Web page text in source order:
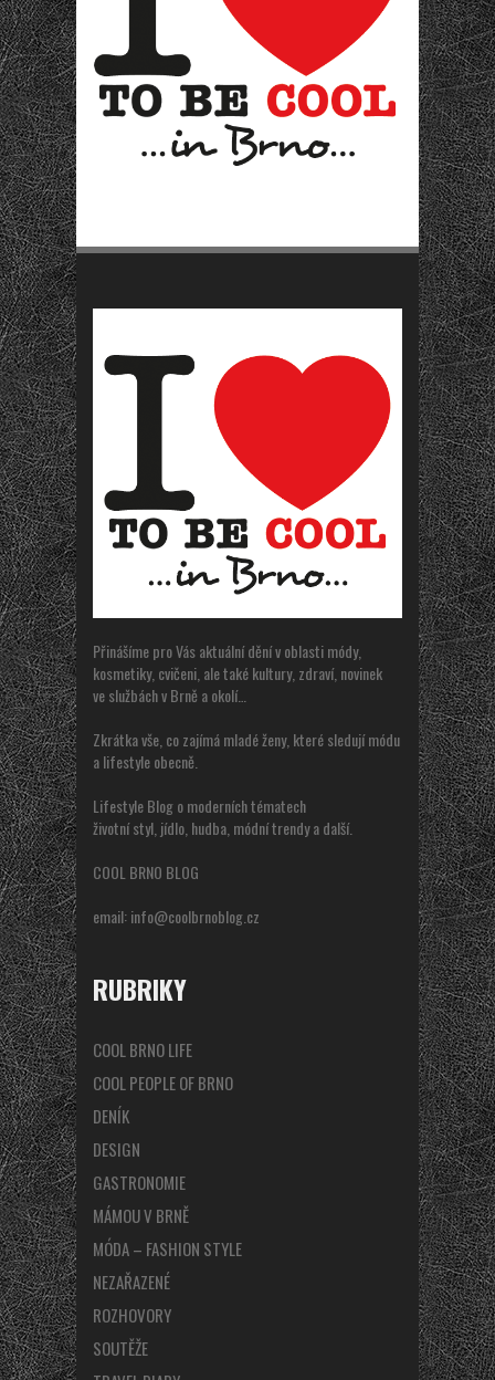
Přinášíme pro Vás aktuální dění v oblasti módy,
kosmetiky, cvičeni, ale také kultury, zdraví, novinek
ve službách v Brně a okolí…
Zkrátka vše, co zajímá mladé ženy, které sledují módu
a lifestyle obecně.
Lifestyle Blog o moderních tématech
životní styl, jídlo, hudba, módní trendy a další.
COOL BRNO BLOG
email:info@coolbrnoblog.cz
RUBRIKY
COOL BRNO LIFE
COOL PEOPLE OF BRNO
DENÍK
DESIGN
GASTRONOMIE
MÁMOU V BRNĚ
MÓDA – FASHION STYLE
NEZAŘAZENÉ
ROZHOVORY
SOUTĚŽE